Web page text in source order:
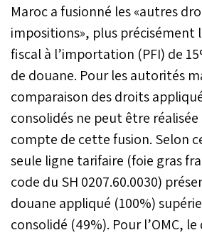
Maroc a fusionné les «autres
impositions», plus précisément
fiscal à l’importation (PFI) de
de douane. Pour les autorités
comparaison des droits
consolidés ne peut être
compte de cette fusion. Selon
seule ligne tarifaire (foie gras
code du SH 0207.60.0030)
douane appliqué (100%)
consolidé (49%). Pour l’OMC,